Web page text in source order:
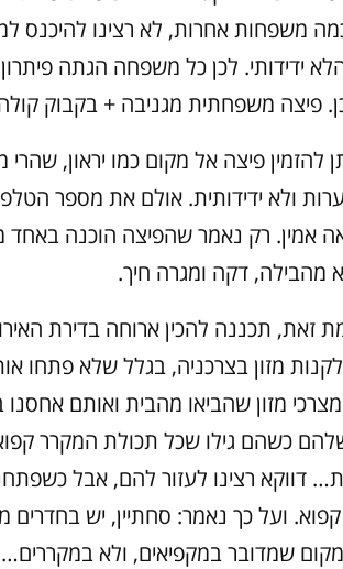
משפחות אחרות, לא רצינו להיכנס
ידידותי. לכן כל משפחה הגתה
משפחתית מגניבה + בקבוק קולה
פיצה אל מקום כמו יראון, שהרי
ולא ידידותית. אולם את מספר
אמין. רק נאמר שהפיצה הוכנה באחד
מהבילה, דקה ומגרה חיך.
תכננה להכין ארוחה בדירת
לקנות מזון בצרכניה, בגלל שלא פתחו
מזון שהביאו מהבית ואותם
כשהם גילו שכל תכולת המקרר
דווקא רצינו לעזור להם, אבל
קפוא. ועל כך נאמר: סחתיין, יש
שמדובר במקפיאים, ולא במקררים…